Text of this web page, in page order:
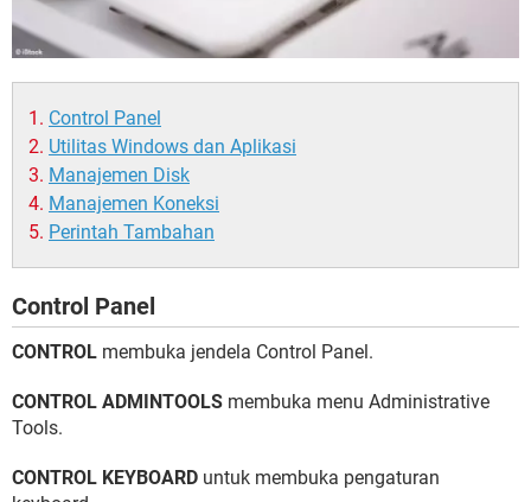
Control Panel
Utilitas Windows dan Aplikasi
Manajemen Disk
Manajemen Koneksi
Perintah Tambahan
Control Panel
CONTROL membuka jendela Control Panel.
CONTROL ADMINTOOLS membuka menu Administrative
Tools.
CONTROL KEYBOARD untuk membuka pengaturan